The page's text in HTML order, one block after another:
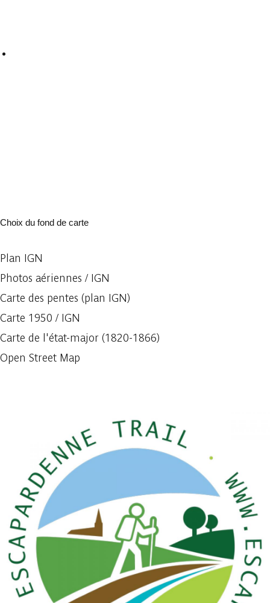
Choix du fond de carte
Plan IGN
Photos aériennes / IGN
Carte des pentes (plan IGN)
Carte 1950 / IGN
Carte de l'état-major (1820-1866)
Open Street Map